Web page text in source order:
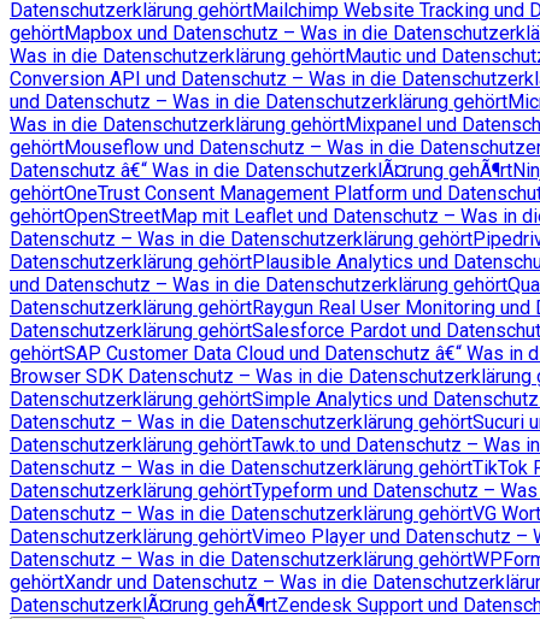
Datenschutzerklärung gehörtMailchimp Website Tracking und
gehörtMapbox und Datenschutz – Was in die
Was in die Datenschutzerklärung gehörtMautic und
Conversion API und Datenschutz – Was in die
und Datenschutz – Was in die Datenschutzerklärung gehört
Was in die Datenschutzerklärung gehörtMixpanel und
gehörtMouseflow und Datenschutz – Was in die
Datenschutz â€“ Was in die DatenschutzerklÃ¤rung gehÃ¶rt
gehörtOneTrust Consent Management Platform und
gehörtOpenStreetMap mit Leaflet und Datenschutz – Was in
Datenschutz – Was in die Datenschutzerklärung gehört
Datenschutzerklärung gehörtPlausible Analytics und
und Datenschutz – Was in die Datenschutzerklärung gehört
Datenschutzerklärung gehörtRaygun Real User Monitoring
Datenschutzerklärung gehörtSalesforce Pardot und
gehörtSAP Customer Data Cloud und Datenschutz â€“ Was in
Browser SDK Datenschutz – Was in die Datenschutzerklärung
Datenschutzerklärung gehörtSimple Analytics und
Datenschutz – Was in die Datenschutzerklärung gehörtSucuri
Datenschutzerklärung gehörtTawk.to und Datenschutz – Was
Datenschutz – Was in die Datenschutzerklärung gehörtTikTok
Datenschutzerklärung gehörtTypeform und Datenschutz –
Datenschutz – Was in die Datenschutzerklärung gehörtVG
Datenschutzerklärung gehörtVimeo Player und Datenschutz –
Datenschutz – Was in die Datenschutzerklärung gehört
gehörtXandr und Datenschutz – Was in die
DatenschutzerklÃ¤rung gehÃ¶rtZendesk Support und